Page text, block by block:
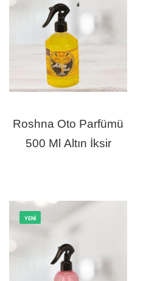
Roshna Oto Parfümü
500 Ml Altın İksir
YENI